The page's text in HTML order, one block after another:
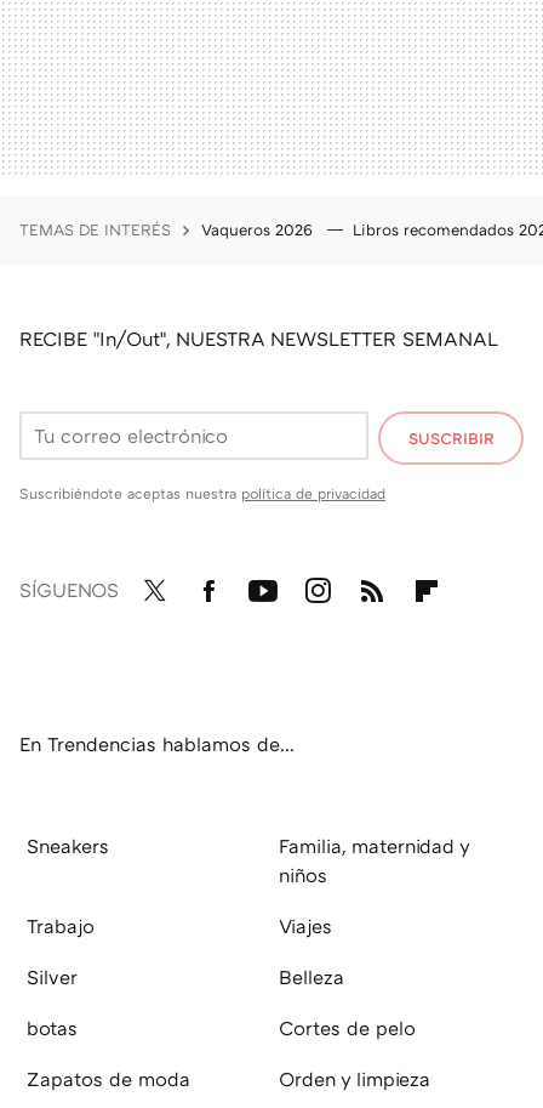
TEMAS DE INTERÉS Vaqueros 2026 Libros recomendados
RECIBE "In/Out", NUESTRA NEWSLETTER SEMANAL
SUSCRIBIR
Suscribiéndote aceptas nuestra política de privacidad
SÍGUENOS
En Trendencias hablamos de...
Sneakers
Familia, maternidad y
niños
Trabajo Viajes
Silver Belleza
botas Cortes de pelo
Zapatos de moda Orden y limpieza